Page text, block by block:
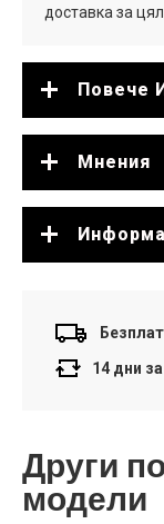
доставка за
Повече
Мнения
14 дни
Други
модели